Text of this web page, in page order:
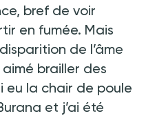
bref de voir
en fumée. Mais
de l’âme
aimé brailler des
eu la chair de poule
et j’ai été